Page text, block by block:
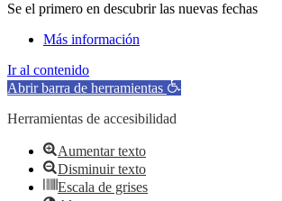
Se el primero en descubrir las nuevas fechas
Más información
Ir al contenido
Abrir barra de herramientas
Herramientas de accesibilidad
Aumentar texto
Disminuir texto
Escala de grises